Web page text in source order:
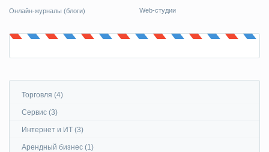
Торговля (4)
Сервис (3)
Интернет и ИТ (3)
Арендный бизнес (1)
Онлайн-журналы (блоги) Web-студии